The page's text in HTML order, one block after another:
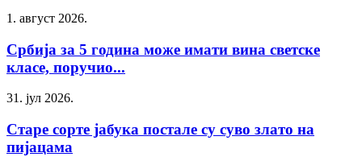
1. август 2026.
Србија за 5 година може имати вина светске
класе, поручио...
31. јул 2026.
Старе сорте јабука постале су суво злато на
пијацама